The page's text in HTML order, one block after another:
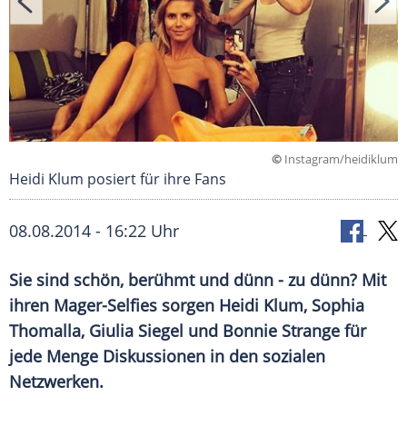
© Instagram/heidiklum
Heidi Klum posiert für ihre Fans
08.08.2014 - 16:22 Uhr
Sie sind schön, berühmt und dünn - zu dünn? Mit
ihren Mager-Selfies sorgen Heidi Klum, Sophia
Thomalla, Giulia Siegel und Bonnie Strange für
jede Menge Diskussionen in den sozialen
Netzwerken.